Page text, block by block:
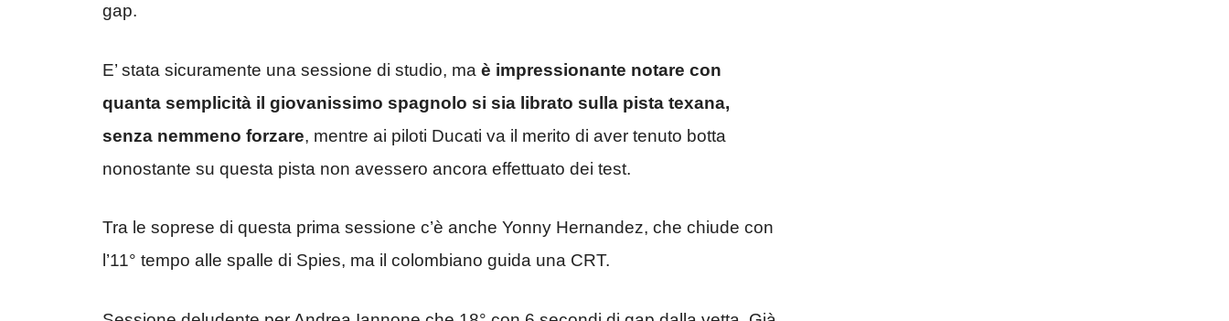
gap.
E’ stata sicuramente una sessione di studio, ma è impressionante notare con
quanta semplicità il giovanissimo spagnolo si sia librato sulla pista texana,
senza nemmeno forzare, mentre ai piloti Ducati va il merito di aver tenuto botta
nonostante su questa pista non avessero ancora effettuato dei test.
Tra le soprese di questa prima sessione c’è anche Yonny Hernandez, che chiude con
l’11° tempo alle spalle di Spies, ma il colombiano guida una CRT.